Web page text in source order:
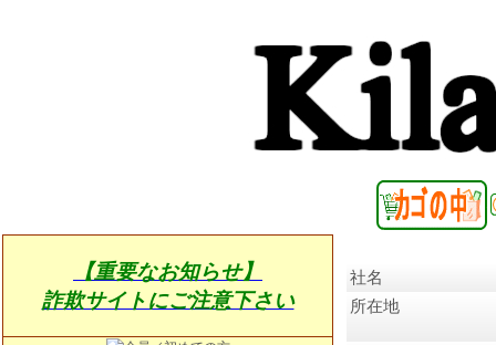
【重要なお知らせ】
詐欺サイトにご注意下さい
社名
所在地